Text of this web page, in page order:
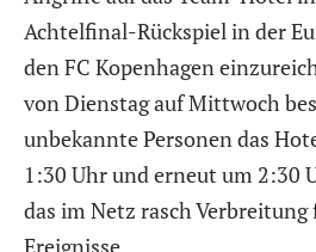
Achtelfinal-Rückspiel in der
den FC Kopenhagen
von Dienstag auf Mittwoch
unbekannte Personen das
1:30 Uhr und erneut um 2:30
das im Netz rasch Verbreitung
Ereignisse.